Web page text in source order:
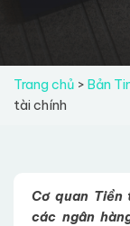
Trang chủ > Bản
tài chính
Cơ quan Tiền
các ngân